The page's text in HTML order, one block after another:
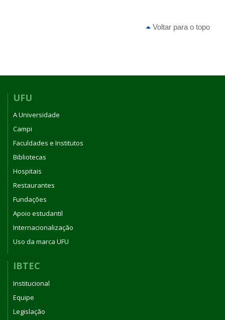
Voltar para o topo
UFU
A Universidade
Campi
Faculdades e Institutos
Bibliotecas
Hospitais
Restaurantes
Fundações
Apoio estudantil
Internacionalização
Uso da marca UFU
IBTEC
Institucional
Equipe
Legislação